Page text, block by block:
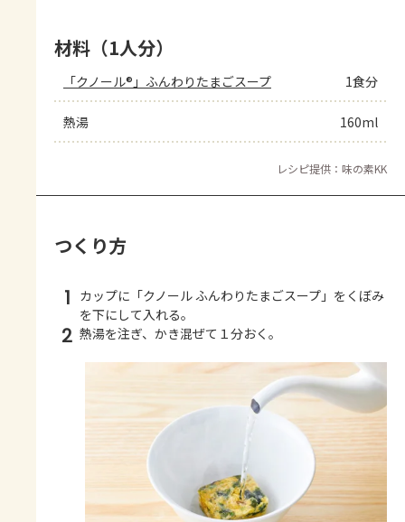
材料（1人分）
「クノール®」ふんわりたまごスープ 1食分
熱湯 160ml
レシピ提供：味の素KK
つくり方
1 カップに「クノール ふんわりたまごスープ」をくぼみ
を下にして入れる。
2 熱湯を注ぎ、かき混ぜて１分おく。